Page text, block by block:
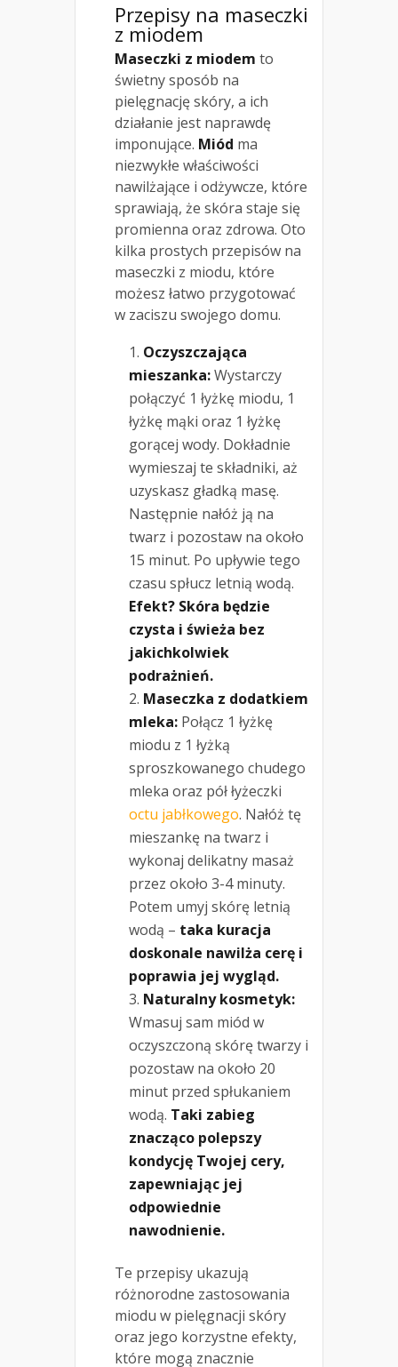
Przepisy na maseczki
z miodem
Maseczki z miodem to
świetny sposób na
pielęgnację skóry, a ich
działanie jest naprawdę
imponujące. Miód ma
niezwykłe właściwości
nawilżające i odżywcze, które
sprawiają, że skóra staje się
promienna oraz zdrowa. Oto
kilka prostych przepisów na
maseczki z miodu, które
możesz łatwo przygotować
w zaciszu swojego domu.
Oczyszczająca
mieszanka:Wystarczy
połączyć 1 łyżkę miodu, 1
łyżkę mąki oraz 1 łyżkę
gorącej wody. Dokładnie
wymieszaj te składniki, aż
uzyskasz gładką masę.
Następnie nałóż ją na
twarz i pozostaw na około
15 minut. Po upływie tego
czasu spłucz letnią wodą.
Efekt? Skóra będzie
czysta i świeża bez
jakichkolwiek
podrażnień.
Maseczka z dodatkiem
mleka: Połącz 1 łyżkę
miodu z 1 łyżką
sproszkowanego chudego
mleka oraz pół łyżeczki
octu jabłkowego. Nałóż tę
mieszankę na twarz i
wykonaj delikatny masaż
przez około 3-4 minuty.
Potem umyj skórę letnią
wodą – taka kuracja
doskonale nawilża cerę i
poprawia jej wygląd.
Naturalny kosmetyk:
Wmasuj sam miód w
oczyszczoną skórę twarzy i
pozostaw na około 20
minut przed spłukaniem
wodą. Taki zabieg
znacząco polepszy
kondycję Twojej cery,
zapewniając jej
odpowiednie
nawodnienie.
Te przepisy ukazują
różnorodne zastosowania
miodu w pielęgnacji skóry
oraz jego korzystne efekty,
które mogą znacznie